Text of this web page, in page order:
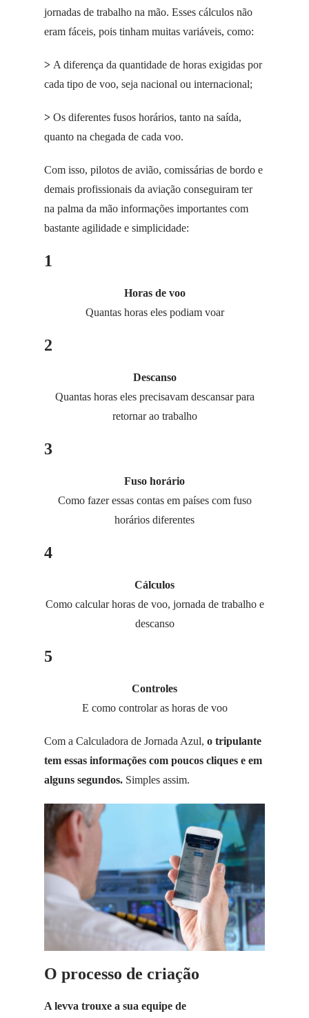
jornadas de trabalho na mão. Esses cálculos não
eram fáceis, pois tinham muitas variáveis, como:
> A diferença da quantidade de horas exigidas por
cada tipo de voo, seja nacional ou internacional;
> Os diferentes fusos horários, tanto na saída,
quanto na chegada de cada voo.
Com isso, pilotos de avião, comissárias de bordo e
demais profissionais da aviação conseguiram ter
na palma da mão informações importantes com
bastante agilidade e simplicidade:
1
Horas de voo
Quantas horas eles podiam voar
2
Descanso
Quantas horas eles precisavam descansar para
retornar ao trabalho
3
Fuso horário
Como fazer essas contas em países com fuso
horários diferentes
4
Cálculos
Como calcular horas de voo, jornada de trabalho e
descanso
5
Controles
E como controlar as horas de voo
Com a Calculadora de Jornada Azul, o tripulante
tem essas informações com poucos cliques e em
alguns segundos. Simples assim.
O processo de criação
A levva trouxe a sua equipe de